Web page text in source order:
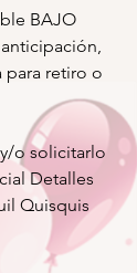
BAJO
para retiro o
o solicitarlo
Detalles
Quisquis